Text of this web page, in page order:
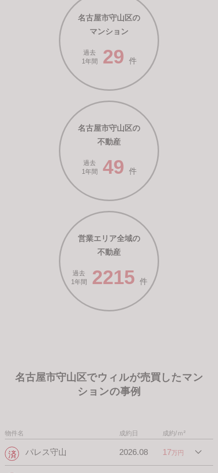
名古屋市守山区の
マンション
過去
1年間
29 件
名古屋市守山区の
不動産
過去
1年間
49 件
営業エリア全域の
不動産
過去
1年間
2215 件
名古屋市守山区でウィルが売買したマン
ションの事例
物件名 成約日 成約/ｍ²
パレス守山 2026.08 17万円